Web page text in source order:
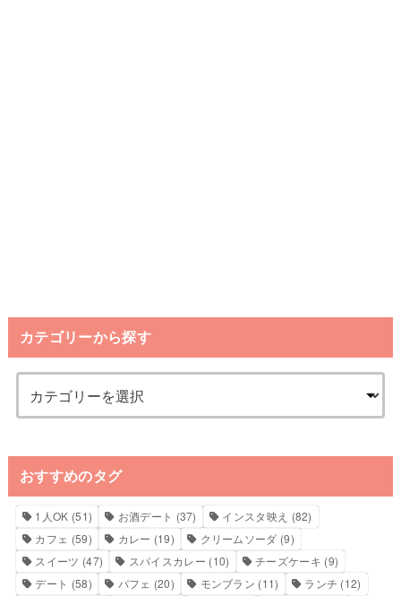
カテゴリーから探す
おすすめのタグ
1人OK (51) お酒デート (37) インスタ映え (82)
カフェ (59) カレー (19) クリームソーダ (9)
スイーツ (47) スパイスカレー (10) チーズケーキ (9)
デート (58) パフェ (20) モンブラン (11) ランチ (12)